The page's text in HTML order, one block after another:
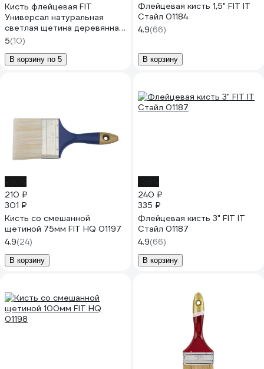
Кисть флейцевая FIT
Универсал натуральная
светлая щетина деревянная
ручка 1,5" 38 мм 01044
5(10)
В корзину по 5
Флейцевая кисть 1,5" FIT IT
Стайл 01184
4.9(66)
В корзину
210 ₽
301 ₽
Кисть со смешанной
щетиной 75мм FIT HQ 01197
4.9(24)
В корзину
240 ₽
335 ₽
Флейцевая кисть 3" FIT IT
Стайл 01187
4.9(66)
В корзину